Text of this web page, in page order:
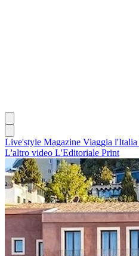
Live'style Magazine Viaggia l'Italia
L'altro video L'Editoriale Print